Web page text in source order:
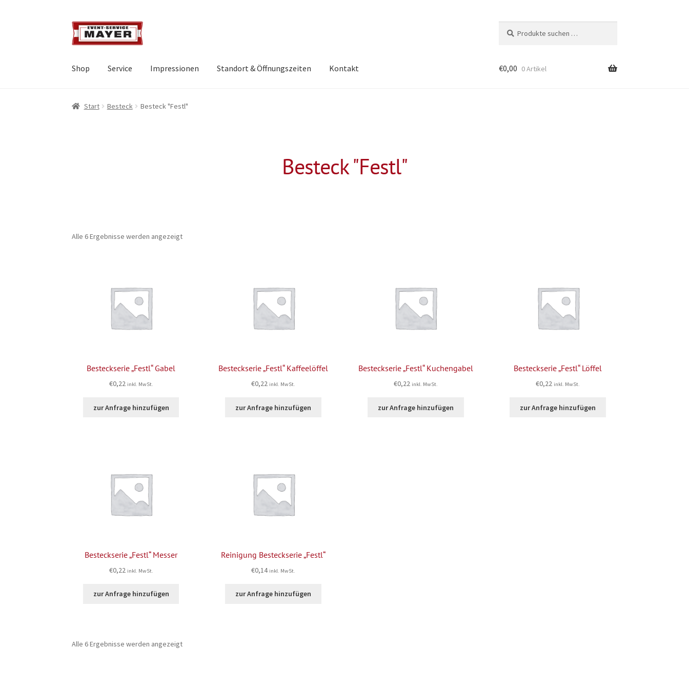
nach:
Shop Service Impressionen Standort & Öffnungszeiten Kontakt €0,00 0 Artikel
Start Besteck Besteck "Festl"
Besteck "Festl"
Alle 6 Ergebnisse werden angezeigt
Besteckserie „Festl“ Gabel
€0,22 inkl. MwSt.
zur Anfrage hinzufügen
Besteckserie „Festl“ Kaffeelöffel
€0,22 inkl. MwSt.
zur Anfrage hinzufügen
Besteckserie „Festl“ Kuchengabel
€0,22 inkl. MwSt.
zur Anfrage hinzufügen
Besteckserie „Festl“ Löffel
€0,22 inkl. MwSt.
zur Anfrage hinzufügen
Besteckserie „Festl“ Messer
€0,22 inkl. MwSt.
zur Anfrage hinzufügen
Reinigung Besteckserie „Festl“
€0,14 inkl. MwSt.
zur Anfrage hinzufügen
Alle 6 Ergebnisse werden angezeigt